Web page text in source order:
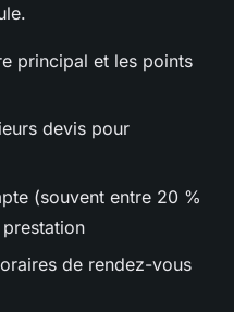
principal et les points
devis pour
(souvent entre 20 %
de rendez-vous